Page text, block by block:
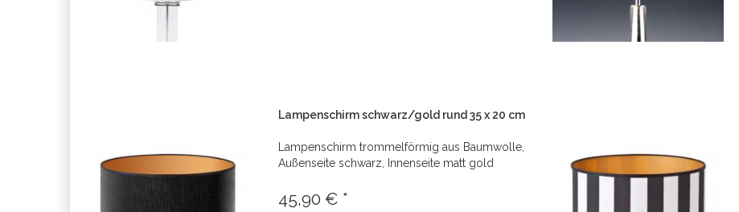
Lampenschirm schwarz/gold rund 35 x 20 cm
Lampenschirm trommelförmig aus Baumwolle,
Außenseite schwarz, Innenseite matt gold
45,90 € *